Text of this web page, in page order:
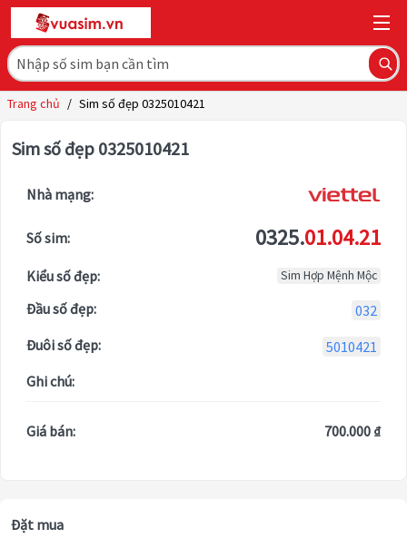
Trang chủ / Sim số đẹp 0325010421
Sim số đẹp 0325010421
Nhà mạng:
Số sim: 0325.01.04.21
Kiểu số đẹp: Sim Hợp Mệnh Mộc
Đầu số đẹp:
032
Đuôi số đẹp:
5010421
Ghi chú:
Giá bán: 700.000 ₫
Đặt mua